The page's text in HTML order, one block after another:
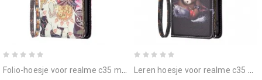
folio-hoesje voor realme c35 met ketting olifantenzak met rits en riem leren hoesje voor realme c35 met ketting gevaarlijke beer met riempje met rits